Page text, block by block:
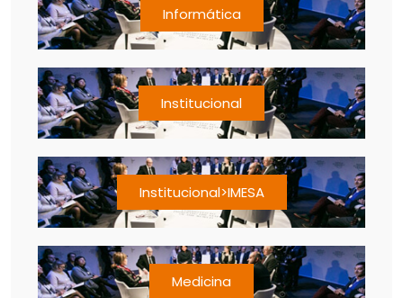
Informática
Institucional
Institucional>IMESA
Medicina